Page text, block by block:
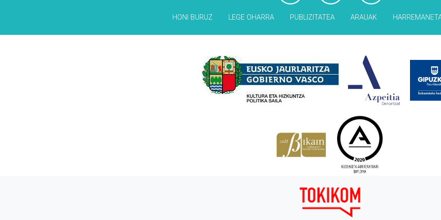
HONI BURUZ LEGE OHARRA PUBLIZITATEA ARAUAK